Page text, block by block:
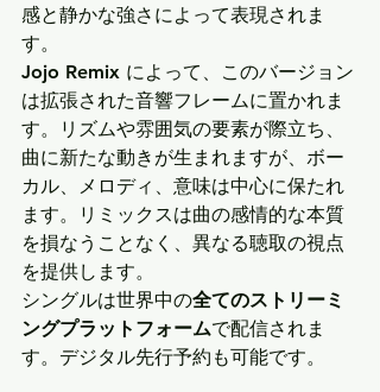
感と静かな強さによって表現されま
す。
Jojo Remix によって、このバージョン
は拡張された音響フレームに置かれま
す。リズムや雰囲気の要素が際立ち、
曲に新たな動きが生まれますが、ボー
カル、メロディ、意味は中心に保たれ
ます。リミックスは曲の感情的な本質
を損なうことなく、異なる聴取の視点
を提供します。
シングルは世界中の全てのストリーミ
ングプラットフォームで配信されま
す。デジタル先行予約も可能です。